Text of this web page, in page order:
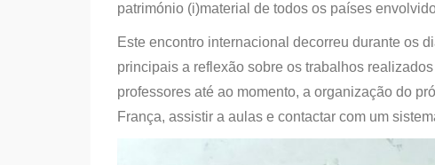
património (i)material de todos os países
Este encontro internacional decorreu durante os
principais a reflexão sobre os trabalhos
professores até ao momento, a organização do
França, assistir a aulas e contactar com um